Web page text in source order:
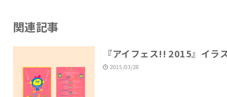
関連記事
『アイフェス!! 2015』イラ
2015/03/28